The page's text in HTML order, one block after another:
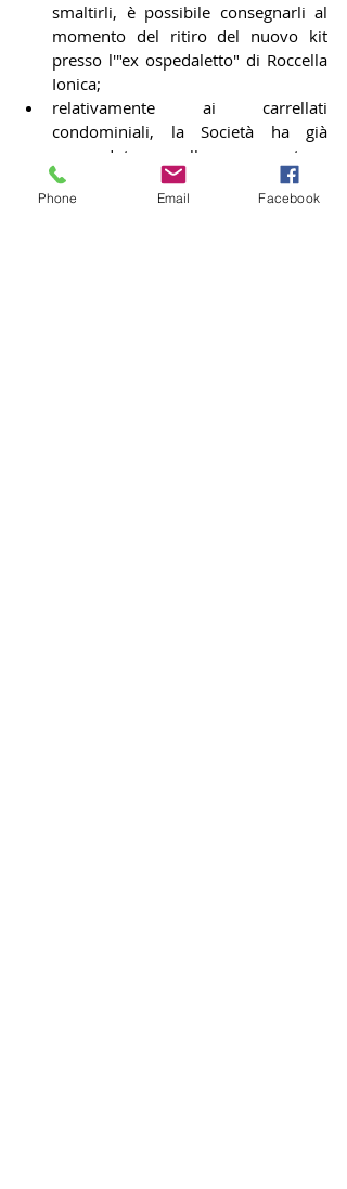
smaltirli, è possibile consegnarli al
momento del ritiro del nuovo kit
presso l'"ex ospedaletto" di Roccella
Ionica;
relativamente ai carrellati
condominiali, la Società ha già
provveduto alle opportune
comunicazioni agli Amministratori
che gestiscono i condomìni nel
Phone Email Facebook